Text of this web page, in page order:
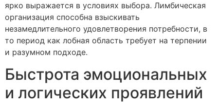
ярко выражается в условиях выбора. Лимбическая
организация способна взыскивать
незамедлительного удовлетворения потребности, в
то период как лобная область требует на терпении
и разумном подходе.
Быстрота эмоциональных
и логических проявлений